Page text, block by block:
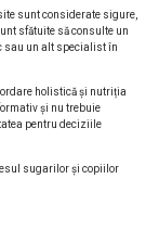
sunt considerate sigure,
sfătuite să consulte un
sau un alt specialist în
holistică și nutriția
și nu trebuie
pentru deciziile
sugarilor și copiilor